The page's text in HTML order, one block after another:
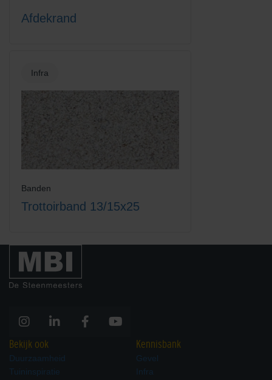
Afdekrand
Infra
Banden
Trottoirband 13/15x25
Bekijk ook
Duurzaamheid
Tuininspiratie
Kennisbank
Gevel
Infra